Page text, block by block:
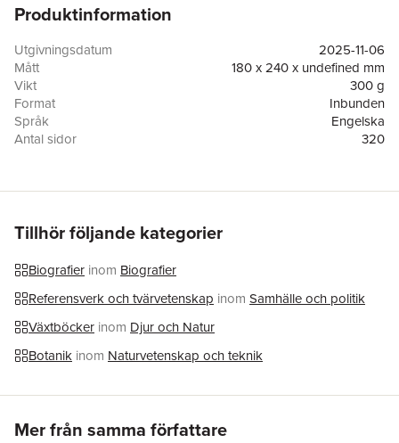
Produktinformation
Utgivningsdatum
2025-11-06
Mått
180 x 240 x undefined mm
Vikt
300 g
Format
Inbunden
Språk
Engelska
Antal sidor
320
Tillhör följande kategorier
Biografier inom Biografier
Referensverk och tvärvetenskap inom Samhälle och politik
Växtböcker inom Djur och Natur
Botanik inom Naturvetenskap och teknik
Mer från samma författare